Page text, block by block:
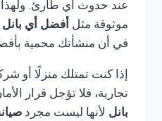
عند حدوث أي طارئ. ولهذا
موثوقة مثل أفضل أي بانل
في أن منشأتك محمية
إذا كنت تمتلك منزلًا أو
تجارية، فلا تؤجل قرار
بانل لأنها ليست مجرد